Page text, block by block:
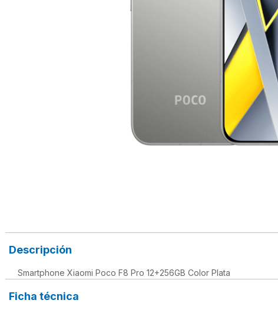
Descripción
Smartphone Xiaomi Poco F8 Pro 12+256GB Color Plata
Ficha técnica